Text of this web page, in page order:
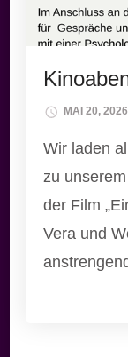
MAI 20, 2026
Wir laden
zu
der Film
Vera und